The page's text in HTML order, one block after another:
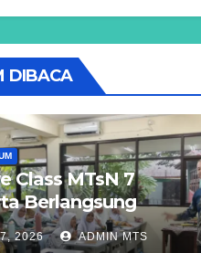
DIBACA
Class MTsN 7
Berlangsung
Tingkatkan
Bahasa
2026 ADMIN MTS